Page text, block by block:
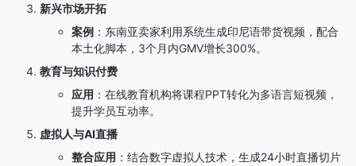
新兴市场开拓
案例 ：东南亚卖家利用系统生成印尼语带货视频，配合
本土化脚本，3个月内GMV增长300%。
教育与知识付费
应用 ：在线教育机构将课程PPT转化为多语言短视频，
提升学员互动率。
虚拟人与AI直播
整合应用 ：结合数字虚拟人技术，生成24小时直播切片